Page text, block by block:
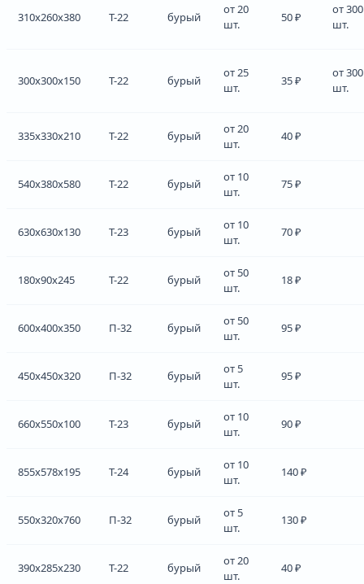
310x260x380 Т-22 бурый
от 20
шт.
50 ₽
от 300
шт.
300x300x150 Т-22 бурый
от 25
шт.
35 ₽
от 300
шт.
335x330x210 Т-22 бурый
от 20
шт.
40 ₽
540x380x580 Т-22 бурый
от 10
шт.
75 ₽
630x630x130 Т-23 бурый
от 10
шт.
70 ₽
180x90x245 Т-22 бурый
от 50
шт.
18 ₽
600x400x350 П-32 бурый
от 50
шт.
95 ₽
450x450x320 П-32 бурый
от 5
шт.
95 ₽
660x550x100 Т-23 бурый
от 10
шт.
90 ₽
855x578x195 Т-24 бурый
от 10
шт.
140 ₽
550x320x760 П-32 бурый
от 5
шт.
130 ₽
390x285x230 Т-22 бурый
от 20
шт.
40 ₽